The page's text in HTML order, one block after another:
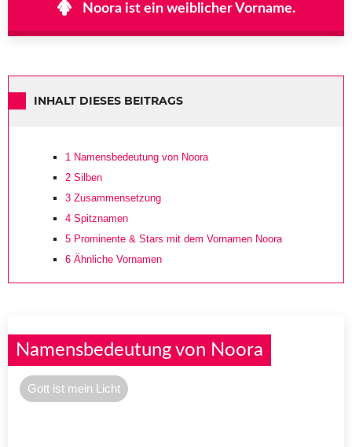
Noora ist ein weiblicher Vorname.
INHALT DIESES BEITRAGS
1 Namensbedeutung von Noora
2 Silben
3 Zusammensetzung
4 Spitznamen
5 Prominente & Stars mit dem Vornamen Noora
6 Ähnliche Vornamen
Namensbedeutung von Noora
Gott ist mein Licht